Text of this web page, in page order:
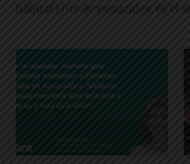
hàbitat i l'ús de pesticides, és el